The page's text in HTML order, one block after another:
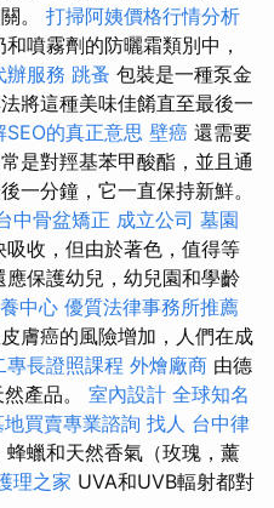
。 打掃阿姨價格行情分析
噴霧劑的防曬霜類別中，
辦服務 跳蚤 包裝是一種泵金
將這種美味佳餚直至最後一
SEO的真正意思 壁癌 還需要
是對羥基苯甲酸酯，並且通
一分鐘，它一直保持新鮮。
中骨盆矯正 成立公司 墓園
收，但由於著色，值得等
保護幼兒，幼兒園和學齡
中心 優質法律事務所推薦
膚癌的風險增加，人們在成
專長證照課程 外燴廠商 由德
產品。 室內設計 全球知名
買賣專業諮詢 找人 台中律
蠟和天然香氣（玫瑰，薰
理之家 UVA和UVB輻射都對